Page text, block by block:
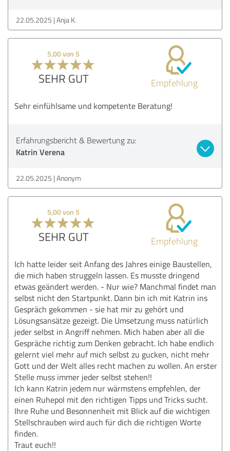
22.05.2025 Anja K.
5,00 von 5
SEHR GUT Empfehlung
Sehr einfühlsame und kompetente Beratung!
Erfahrungsbericht & Bewertung zu:
Katrin Verena
22.05.2025 Anonym
5,00 von 5
SEHR GUT Empfehlung
Ich hatte leider seit Anfang des Jahres einige Baustellen,
die mich haben struggeln lassen. Es musste dringend
etwas geändert werden. - Nur wie? Manchmal findet man
selbst nicht den Startpunkt. Dann bin ich mit Katrin ins
Gespräch gekommen - sie hat mir zu gehört und
Lösungsansätze gezeigt. Die Umsetzung muss natürlich
jeder selbst in Angriff nehmen. Mich haben aber all die
Gespräche richtig zum Denken gebracht. Ich habe endlich
gelernt viel mehr auf mich selbst zu gucken, nicht mehr
Gott und der Welt alles recht machen zu wollen. An erster
Stelle muss immer jeder selbst stehen!!
Ich kann Katrin jedem nur wärmstens empfehlen, der
einen Ruhepol mit den richtigen Tipps und Tricks sucht.
Ihre Ruhe und Besonnenheit mit Blick auf die wichtigen
Stellschrauben wird auch für dich die richtigen Worte
finden.
Traut euch!!